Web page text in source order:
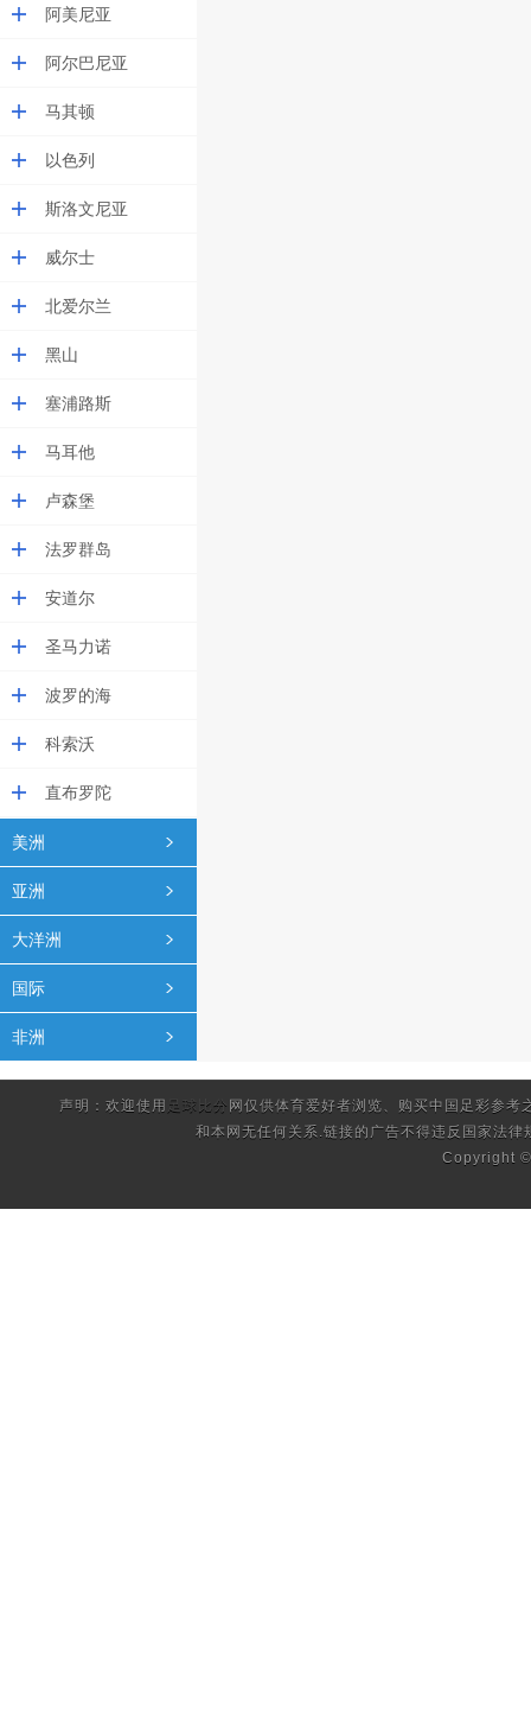
阿美尼亚
阿尔巴尼亚
马其顿
以色列
斯洛文尼亚
威尔士
北爱尔兰
黑山
塞浦路斯
马耳他
卢森堡
法罗群岛
安道尔
圣马力诺
波罗的海
科索沃
直布罗陀
美洲
亚洲
大洋洲
国际
非洲
声明：欢迎使用 足球比分 网仅供体育爱好者浏览、购买中国足彩参
和本网无任何关系.链接的广告不得违反国家法律
Copyright